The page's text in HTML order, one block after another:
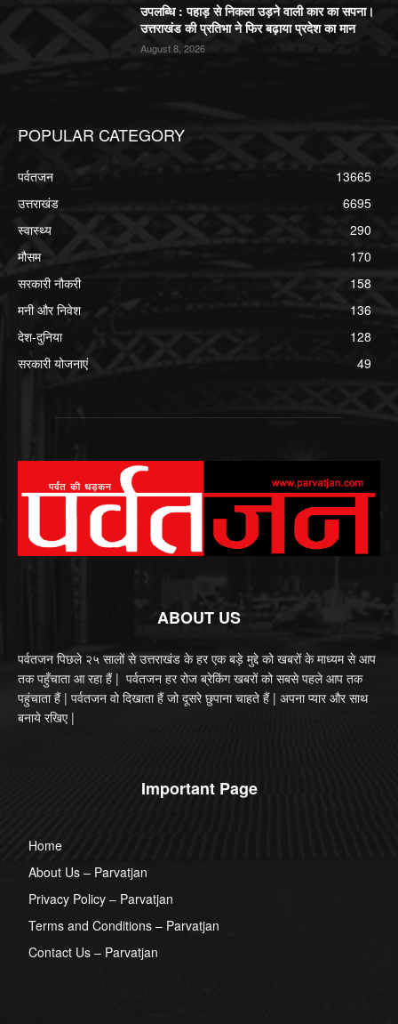
उपलब्धि : पहाड़ से निकला उड़ने वाली कार का सपना।
उत्तराखंड की प्रतिभा ने फिर बढ़ाया प्रदेश का मान
August 8, 2026
POPULAR CATEGORY
पर्वतजन
13665
उत्तराखंड
6695
स्वास्थ्य
290
मौसम
170
सरकारी नौकरी
158
मनी और निवेश
136
देश-दुनिया
128
सरकारी योजनाएं
49
ABOUT US
पर्वतजन पिछले २५ सालों से उत्तराखंड के हर एक बड़े मुद्दे को खबरों के माध्यम से आप
तक पहुँचाता आ रहा हैं | पर्वतजन हर रोज ब्रेकिंग खबरों को सबसे पहले आप तक
पहुंचाता हैं | पर्वतजन वो दिखाता हैं जो दूसरे छुपाना चाहते हैं | अपना प्यार और साथ
बनाये रखिए |
Important Page
Home
About Us – Parvatjan
Privacy Policy – Parvatjan
Terms and Conditions – Parvatjan
Contact Us – Parvatjan